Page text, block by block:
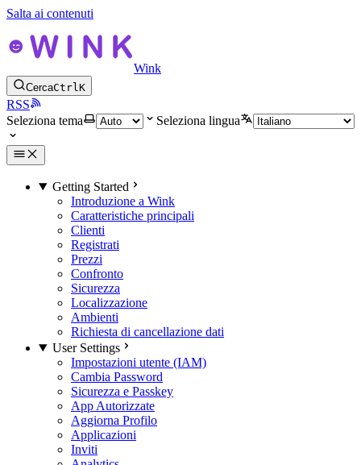
Salta ai contenuti
Wink
CercaCtrlK
RSS
Seleziona tema
Seleziona lingua
Getting Started
Introduzione a Wink
Caratteristiche principali
Clienti
Registrati
Prezzi
Confronto
Sicurezza
Localizzazione
Ambienti
Richiesta di cancellazione dati
User Settings
Impostazioni utente (IAM)
Cambia Password
Sicurezza e Passkey
App Autorizzate
Aggiorna Profilo
Applicazioni
Inviti